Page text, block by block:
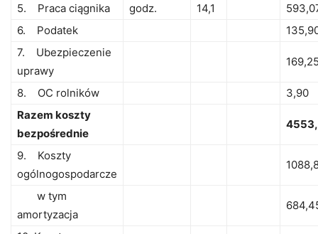
5. Praca ciągnika
godz. 14,1
6. Podatek
7. Ubezpieczenie
uprawy
8. OC rolników
3,90
Razem koszty
bezpośrednie
9. Koszty
ogólnogospodarcze
w tym
amortyzacja